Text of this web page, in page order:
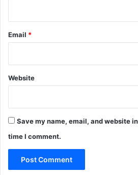
Email *
Website
Save my name, email, and website
time I comment.